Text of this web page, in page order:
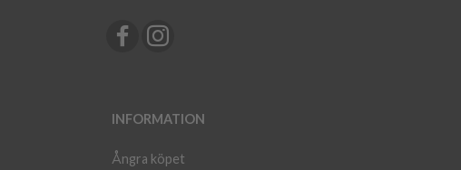
INFORMATION
Ångra köpet